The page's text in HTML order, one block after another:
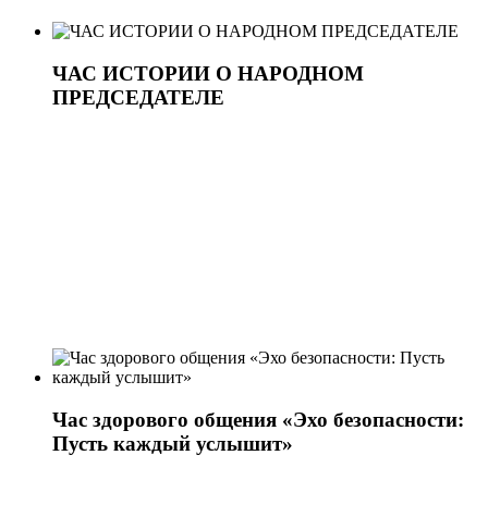
ЧАС ИСТОРИИ О НАРОДНОМ
ПРЕДСЕДАТЕЛЕ
Час здорового общения «Эхо безопасности:
Пусть каждый услышит»